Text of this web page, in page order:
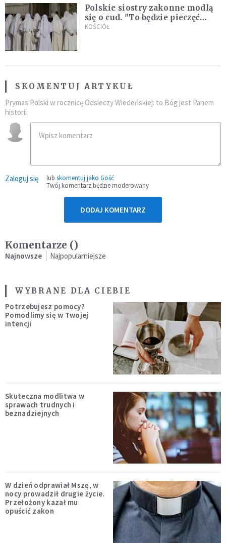
Polskie siostry zakonne modlą
się o cud. "To będzie pieczęć
Pana Boga dla naszej wiary"
KOŚCIÓŁ
SKOMENTUJ ARTYKUŁ
Prymas Polski w rocznicę Odsieczy Wiedeńskiej: to Bóg jest Panem
historii
Zaloguj się lub skomentuj jako Gość
Twój komentarz będzie moderowany
DODAJ KOMENTARZ
Komentarze ()
Najnowsze Najpopularniejsze
WYBRANE DLA CIEBIE
Potrzebujesz pomocy?
Pomodlimy się w Twojej
intencji
Skuteczna modlitwa w
sprawach trudnych i
beznadziejnych
W dzień odprawiał Mszę, w
nocy prowadził drugie życie.
Przełożony kazał mu
opuścić zakon